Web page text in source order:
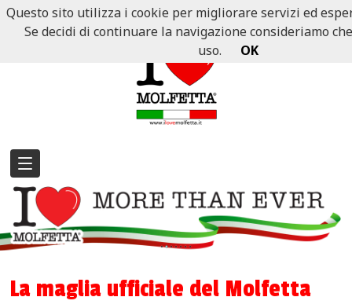
La maglia ufficiale del Molfetta
Questo sito utilizza i cookie per migliorare servizi ed
Se decidi di continuare la navigazione consideriamo
uso.
OK